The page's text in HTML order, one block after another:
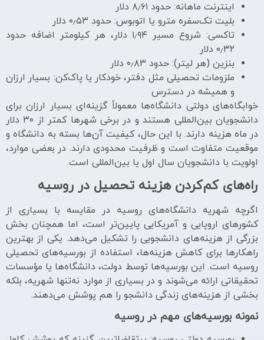
اینترنت ماهانه: حدود ۸٫۶۱ دلار
بلیت تک‌سفره مترو یا اتوبوس: حدود ۰٫۵۳ دلار
تاکسی: شروع مسیر ۱٫۹۴ دلار، هر کیلومتر اضافه حدود
۰٫۳۲ دلار
بنزین (هر لیتر): حدود ۰٫۸۳ دلار
ملزومات تحصیلی مثل دفتر، خودکار یا پاک‌کن: بسیار ارزان
و همیشه در دسترس
خوابگاه‌های دولتی دانشگاه‌ها معمولاً گزینه‌ای بسیار ارزان برای
دانشجویان بین‌المللی هستند و در برخی شهرها کمتر از ۳۰ دلار
در ماه هزینه دارند. با این حال، کیفیت آن‌ها بسته به دانشگاه و
موقعیت متفاوت است و ظرفیت محدودی دارند. در بعضی موارد،
اولویت با دانشجویان سال اول یا بین‌المللی است.
راه‌های کم‌کردن هزینه تحصیل در روسیه
اگرچه شهریه دانشگاه‌های روسیه در مقایسه با بسیاری از
کشورهای اروپایی و آمریکایی پایین‌تر است، اما همچنان بخش
بزرگی از هزینه‌های دانشجویی را تشکیل می‌دهد. یکی از بهترین
راهکارها برای کاهش هزینه‌ها، استفاده از بورسیه‌های تحصیلی
روسیه است. این بورسیه‌ها توسط دولت، دانشگاه‌ها یا مؤسسات
تحقیقاتی ارائه می‌شوند و در بسیاری از موارد نه‌تنها شهریه، بلکه
بخشی از هزینه‌های زندگی دانشجو را هم پوشش می‌دهند.
نمونه بورسیه‌های مهم در روسیه